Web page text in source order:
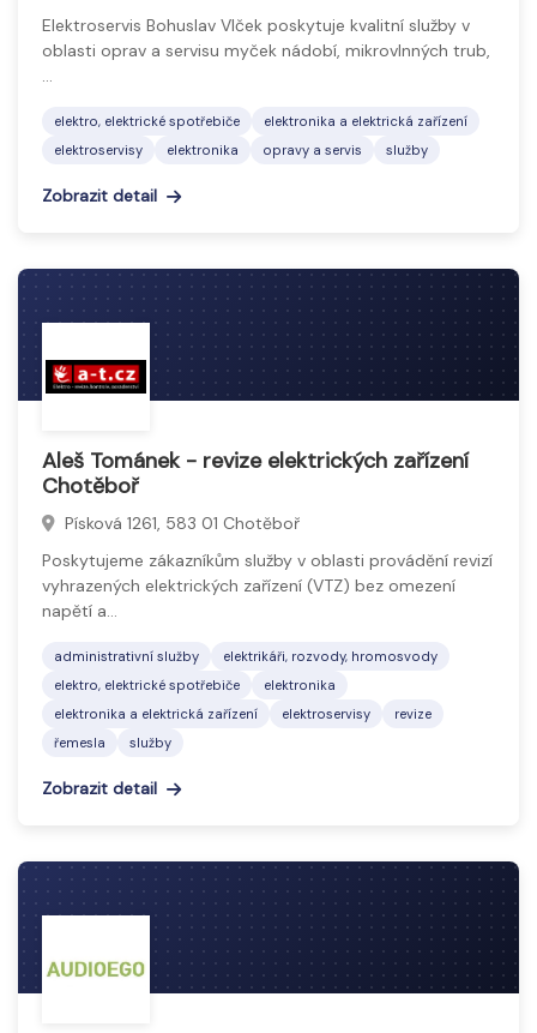
Elektroservis Bohuslav Vlček poskytuje kvalitní služby v
oblasti oprav a servisu myček nádobí, mikrovlnných trub,
…
elektro, elektrické spotřebiče
elektronika a elektrická zařízení
elektroservisy
elektronika opravy a servis služby
Zobrazit detail
Aleš Tománek - revize elektrických zařízení
Chotěboř
Písková 1261, 583 01 Chotěboř
Poskytujeme zákazníkům služby v oblasti provádění revizí
vyhrazených elektrických zařízení (VTZ) bez omezení
napětí a…
administrativní služby
elektrikáři, rozvody, hromosvody
elektro, elektrické spotřebiče
elektronika
elektronika a elektrická zařízení
elektroservisy
revize
řemesla
služby
Zobrazit detail